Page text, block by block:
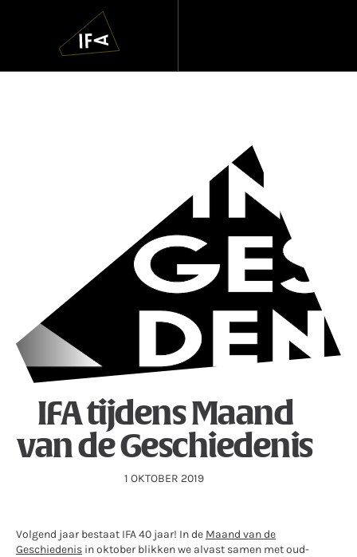
Navigatie
overslaan
IFA tijdens Maand
van de Geschiedenis
1 OKTOBER 2019
Volgend jaar bestaat IFA 40 jaar! In de Maand van de
Geschiedenis in oktober blikken we alvast samen met oud-